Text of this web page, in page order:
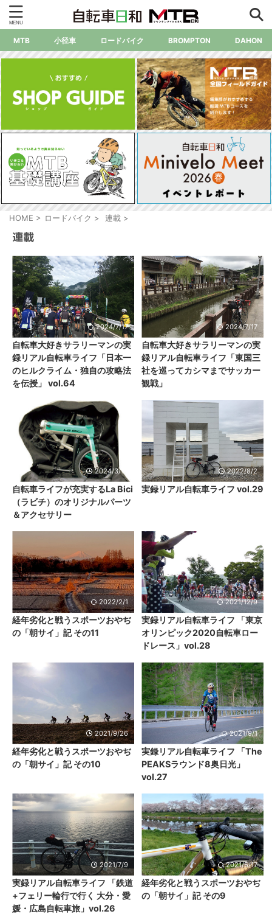
MTB 小径車 ロードバイク BROMPTON DAHON
HOME > ロードバイク > 連載 >
連載
2024/7/17
自転車大好きサラリーマンの実
録リアル自転車ライフ「日本一
のヒルクライム・独自の攻略法
を伝授」 vol.64
2024/7/17
自転車大好きサラリーマンの実
録リアル自転車ライフ「東国三
社を巡ってカシマまでサッカー
観戦」
2024/3/15
自転車ライフが充実するLa Bici
（ラビチ）のオリジナルパーツ
＆アクセサリー
2022/8/2
実録リアル自転車ライフ vol.29
2022/2/1
経年劣化と戦うスポーツおやぢ
の「朝サイ」記 その11
2021/12/9
実録リアル自転車ライフ 「東京
オリンピック2020自転車ロー
ドレース」vol.28
2021/9/26
経年劣化と戦うスポーツおやぢ
の「朝サイ」記 その10
2021/9/1
実録リアル自転車ライフ 「The
PEAKSラウンド8奥日光」
vol.27
2021/7/9
実録リアル自転車ライフ 「鉄道
+フェリー輪行で行く 大分・愛
媛・広島自転車旅」vol.26
2021/5/17
経年劣化と戦うスポーツおやぢ
の「朝サイ」記 その9